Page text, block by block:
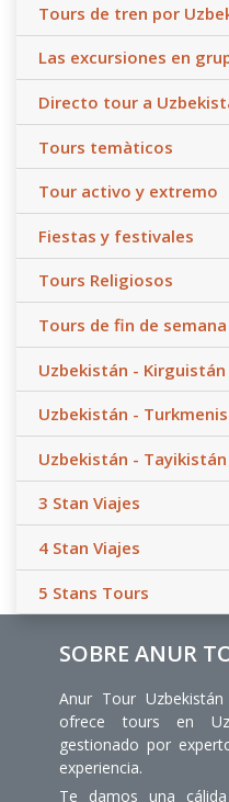
Tours de tren por
Las excursiones en
Directo tour a
Tours temàticos
Tour activo y extremo
Fiestas y festivales
Tours Religiosos
Tours de fin de semana
Uzbekistán - Kirguistán
Uzbekistán -
Uzbekistán -
3 Stan Viajes
4 Stan Viajes
5 Stans Tours
SOBRE ANUR
Anur Tour
ofrece tours en
gestionado por
experiencia.
Te damos una